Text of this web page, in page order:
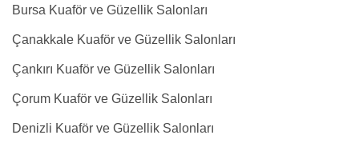
Bursa Kuaför ve Güzellik Salonları
Çanakkale Kuaför ve Güzellik Salonları
Çankırı Kuaför ve Güzellik Salonları
Çorum Kuaför ve Güzellik Salonları
Denizli Kuaför ve Güzellik Salonları